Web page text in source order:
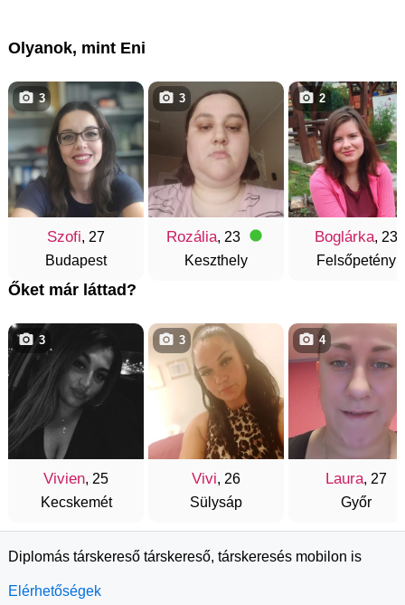
Olyanok, mint Eni
Szofi, 27
Budapest
3
Rozália, 23
Keszthely
3
Boglárka, 23
Felsőpetény
2
Őket már láttad?
Vivien, 25
Kecskemét
3
Vivi, 26
Sülysáp
3
Laura, 27
Győr
4
Diplomás társkereső társkereső, társkeresés mobilon is
Elérhetőségek